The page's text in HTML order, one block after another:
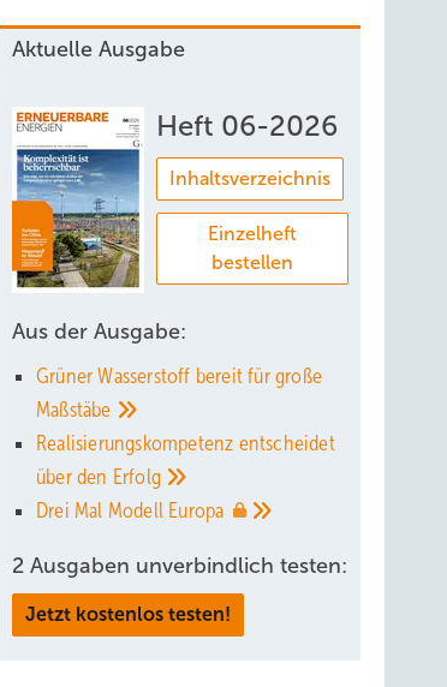
Aktuelle Ausgabe
Heft 06-2026
Inhaltsverzeichnis
Einzelheft
bestellen
Aus der Ausgabe:
Grüner Wasserstoff bereit für große
Maßstäbe
Realisierungskompetenz entscheidet
über den Erfolg
Drei Mal Modell Europa
2 Ausgaben unverbindlich testen:
Jetzt kostenlos testen!